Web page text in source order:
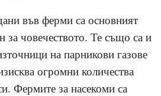
във ферми са основният
за човечеството. Те също са и
на парникови газове
огромни количества
Фермите за насекоми са